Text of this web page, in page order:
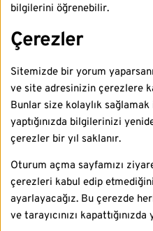
bilgilerini öğrenebilir.
Çerezler
Sitemizde bir yorum
ve site adresinizin çerezlere
Bunlar size kolaylık
yaptığınızda bilgilerinizi
çerezler bir yıl saklanır.
Oturum açma sayfamızı
çerezleri kabul edip
ayarlayacağız. Bu çerezde
ve tarayıcınızı